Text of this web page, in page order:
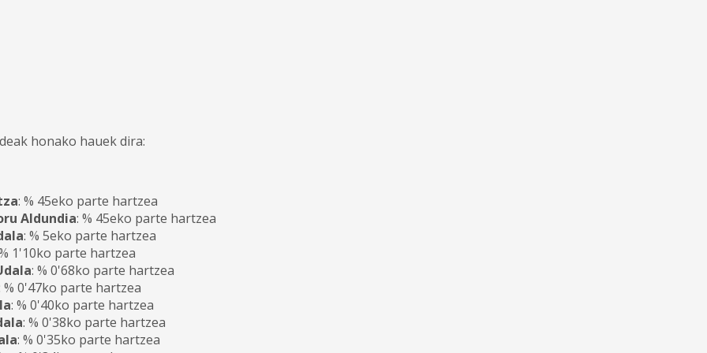
honako hauek dira:
: % 45eko parte hartzea
Aldundia: % 45eko parte hartzea
: % 5eko parte hartzea
1'10ko parte hartzea
: % 0'68ko parte hartzea
% 0'47ko parte hartzea
: % 0'40ko parte hartzea
: % 0'38ko parte hartzea
: % 0'35ko parte hartzea